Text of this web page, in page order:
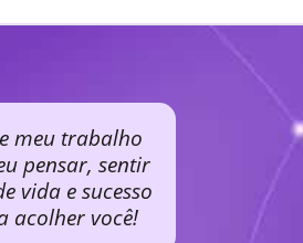
meu trabalho
pensar, sentir
vida e sucesso
acolher você!